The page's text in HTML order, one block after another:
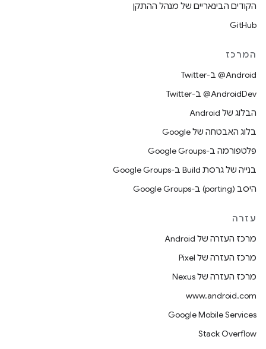
הקודים הבינאריים של מנהל ההתקן
GitHub
המרכז
‎@Android ב-Twitter
‎@AndroidDev ב-Twitter
הבלוג של Android
בלוג האבטחה של Google
פלטפורמה ב-Google Groups
בנייה של גרסת Build ב-Google Groups
היסב (porting) ב-Google Groups
עזרה
מרכז העזרה של Android
מרכז העזרה של Pixel
מרכז העזרה של Nexus
www.android.com
Google Mobile Services
Stack Overflow